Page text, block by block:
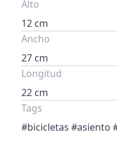
Alto
12 cm
Ancho
27 cm
Longitud
22 cm
Tags
#bicicletas #asiento